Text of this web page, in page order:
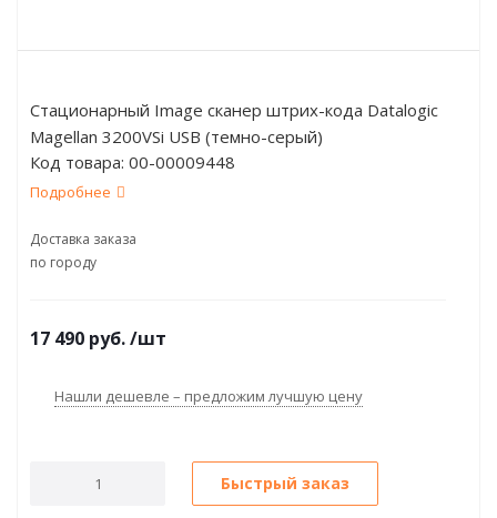
Стационарный Image сканер штрих-кода Datalogic
Magellan 3200VSi USB (темно-серый)
Код товара: 00-00009448
Подробнее
Доставка заказа
по городу
17 490 руб./шт
Нашли дешевле – предложим лучшую цену
Быстрый заказ